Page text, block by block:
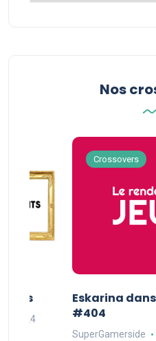
Nos
2024
Crossovers
Eskarina dans
#404
SuperGamerside